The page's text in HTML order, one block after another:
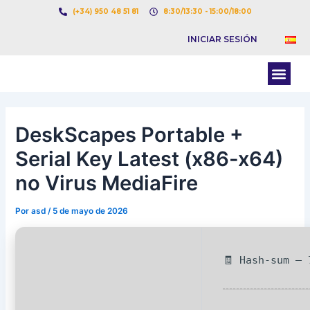
(+34) 950 48 51 81 8:30/13:30 - 15:00/18:00
INICIAR SESIÓN
DeskScapes Portable +
Serial Key Latest (x86-x64)
no Virus MediaFire
Porasd / 5 de mayo de 2026
🧾 Hash-sum —
Navegación